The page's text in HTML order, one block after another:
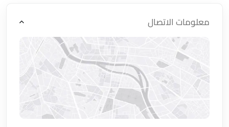
معلومات الاتصال